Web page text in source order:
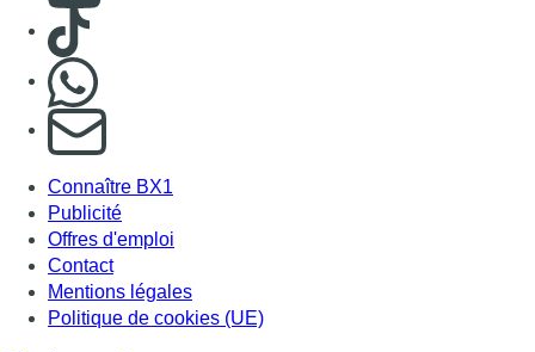
Consulter TikTok
S'abonner à notre newsletter
Connaître BX1
Publicité
Offres d'emploi
Contact
Mentions légales
Politique de cookies (UE)